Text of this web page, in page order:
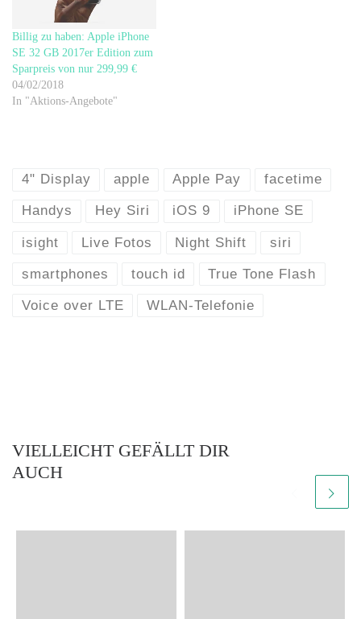
Billig zu haben: Apple iPhone
SE 32 GB 2017er Edition zum
Sparpreis von nur 299,99 €
04/02/2018
In "Aktions-Angebote"
4" Display apple Apple Pay facetime
Handys Hey Siri iOS 9 iPhone SE
isight Live Fotos Night Shift siri
smartphones touch id True Tone Flash
Voice over LTE WLAN-Telefonie
VIELLEICHT GEFÄLLT DIR
AUCH